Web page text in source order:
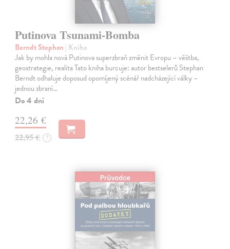
Putinova Tsunami-Bomba
Berndt Stephan | Kniha
Jak by mohla nová Putinova superzbraň změnit Evropu – věštba,
geostrategie, realita Tato kniha burcuje: autor bestselerů Stephan
Berndt odhaluje doposud opomíjený scénář nadcházející války –
jednou zbraní…
Do 4 dní
22,26 €
22,95 € ?